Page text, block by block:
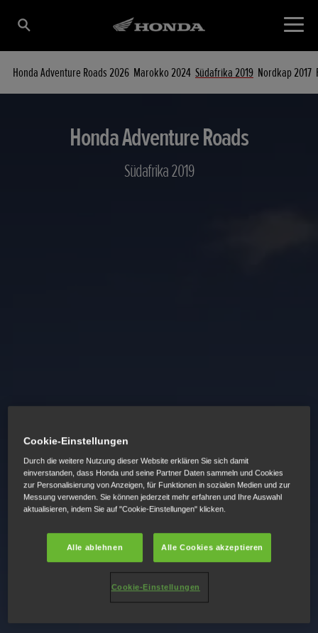
Honda Adventure Roads 2026 Marokko 2024 Südafrika 2019 Nordkap 2017
Honda Adventure Roads
Südafrika 2019
Cookie-Einstellungen
Durch die weitere Nutzung dieser Website erklären Sie sich damit
einverstanden, dass Honda und seine Partner Daten sammeln und Cookies
zur Personalisierung von Anzeigen, für Funktionen in sozialen Medien und zur
Messung verwenden. Sie können jederzeit mehr erfahren und Ihre Auswahl
aktualisieren, indem Sie auf "Cookie-Einstellungen" klicken.
Alle ablehnen Alle Cookies akzeptieren
Cookie-Einstellungen